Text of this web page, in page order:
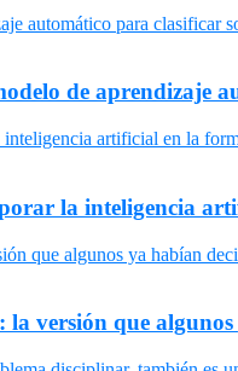
de aprendizaje
la inteligencia
versión que